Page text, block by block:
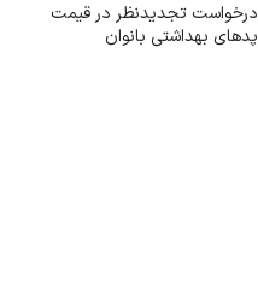
درخواست تجدیدنظر در قیمت
پدهای بهداشتی بانوان